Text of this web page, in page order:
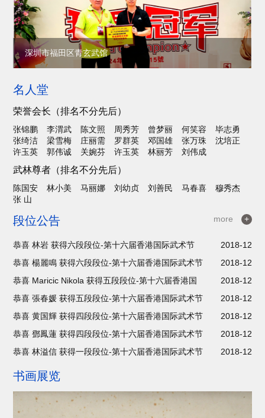
深圳市福田区青玄武馆
名人堂
荣誉会长（排名不分先后）
张锦鹏 李渭武 陈文照 周秀芳 曾梦丽 何笑容
毕志勇
张绮洁
梁雪梅 庄丽需 罗群英 邓国雄 张万珠
沈培正
许玉英
郭伟诚 关婉芬 许玉英 林丽芳 刘伟成
武林尊者（排名不分先后）
陈国安 林小美 马丽娜 刘幼贞 刘善民 马春喜
穆秀杰
张 山
more +
段位公告
2018-12
恭喜 林岩 获得六段段位-第十六届香港国际武术节
2018-12
恭喜 楊麗鳴 获得六段段位-第十六届香港国际武术节
2018-12
恭喜 Maricic Nikola 获得五段段位-第十六届香港国
2018-12
恭喜 張春媛 获得五段段位-第十六届香港国际武术节
2018-12
恭喜 黄国輝 获得四段段位-第十六届香港国际武术节
2018-12
恭喜 鄧鳳蓮 获得四段段位-第十六届香港国际武术节
2018-12
恭喜 林溢信 获得一段段位-第十六届香港国际武术节
书画展览